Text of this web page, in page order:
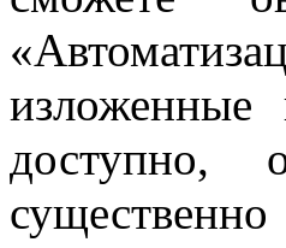
изложенные
доступно,